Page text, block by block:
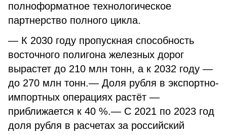
полноформатное технологическое
партнерство полного цикла.
— К 2030 году пропускная способность
восточного полигона железных дорог
вырастет до 210 млн тонн, а к 2032 году —
до 270 млн тонн.— Доля рубля в экспортно-
импортных операциях растёт —
приближается к 40 %.— С 2021 по 2023 год
доля рубля в расчетах за российский